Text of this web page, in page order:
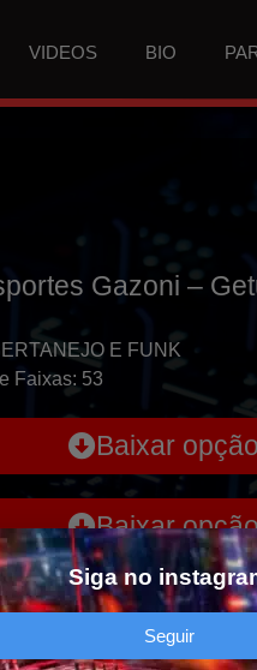
VIDEOS BIO
Gazoni –
E FUNK
Faixas: 53
Baixar
Baixar
WhatsApp
Siga no
Seguir